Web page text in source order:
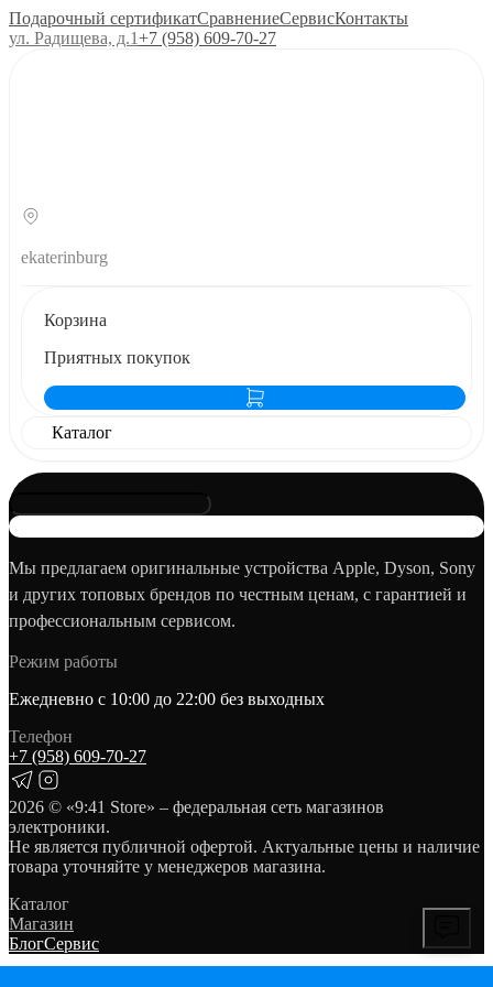
Подарочный сертификатСравнениеСервисКонтакты
ул. Радищева, д.1+7 (958) 609‑70‑27
ekaterinburg
Корзина
Приятных покупок
Каталог
Мы предлагаем оригинальные устройства Apple, Dyson, Sony
и других топовых брендов по честным ценам, с гарантией и
профессиональным сервисом.
Режим работы
Ежедневно с 10:00 до 22:00 без выходных
Телефон
+7 (958) 609‑70‑27
2026 © «9:41 Store» – федеральная сеть магазинов
электроники.
Не является публичной офертой. Актуальные цены и наличие
товара уточняйте у менеджеров магазина.
Каталог
Магазин
БлогСервис